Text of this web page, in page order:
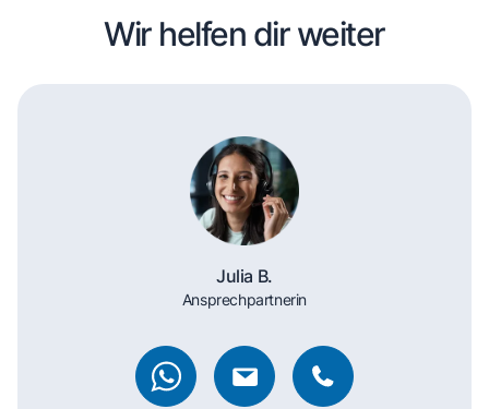
Wir helfen dir weiter
Julia B.
Ansprechpartnerin